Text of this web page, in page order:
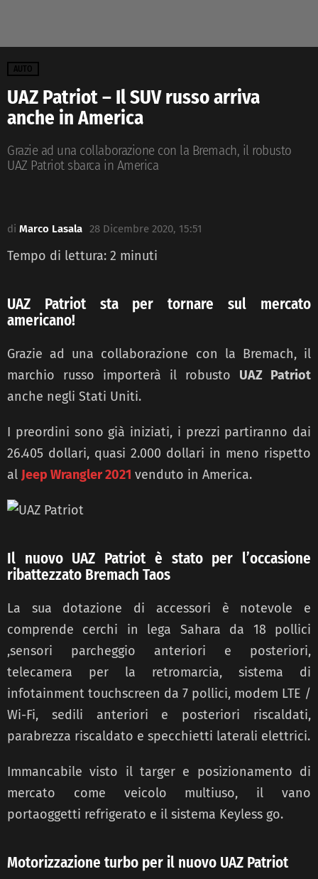
AUTO
UAZ Patriot – Il SUV russo arriva
anche in America
Grazie ad una collaborazione con la Bremach, il robusto
UAZ Patriot sbarca in America
di Marco Lasala 28 Dicembre 2020, 15:51
Tempo di lettura: 2 minuti
UAZ Patriot sta per tornare sul mercato
americano!
Grazie ad una collaborazione con la Bremach, il
marchio russo importerà il robusto UAZ Patriot
anche negli Stati Uniti.
I preordini sono già iniziati, i prezzi partiranno dai
26.405 dollari, quasi 2.000 dollari in meno rispetto
al Jeep Wrangler 2021 venduto in America.
Il nuovo UAZ Patriot è stato per l’occasione
ribattezzato Bremach Taos
La sua dotazione di accessori è notevole e
comprende cerchi in lega Sahara da 18 pollici
,sensori parcheggio anteriori e posteriori,
telecamera per la retromarcia, sistema di
infotainment touchscreen da 7 pollici, modem LTE /
Wi-Fi, sedili anteriori e posteriori riscaldati,
parabrezza riscaldato e specchietti laterali elettrici.
Immancabile visto il targer e posizionamento di
mercato come veicolo multiuso, il vano
portaoggetti refrigerato e il sistema Keyless go.
Motorizzazione turbo per il nuovo UAZ Patriot